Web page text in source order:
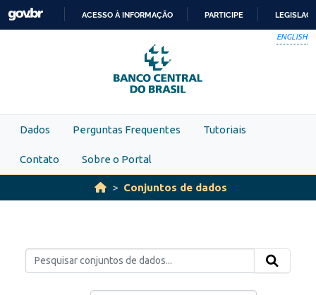
Skip to main content
PARA
O
CONTEÚDO
ACESSO À INFORMAÇÃO PARTICIPE
ENGLISH
Dados Perguntas Frequentes Tutoriais
Contato Sobre o Portal
Conjuntos de dados